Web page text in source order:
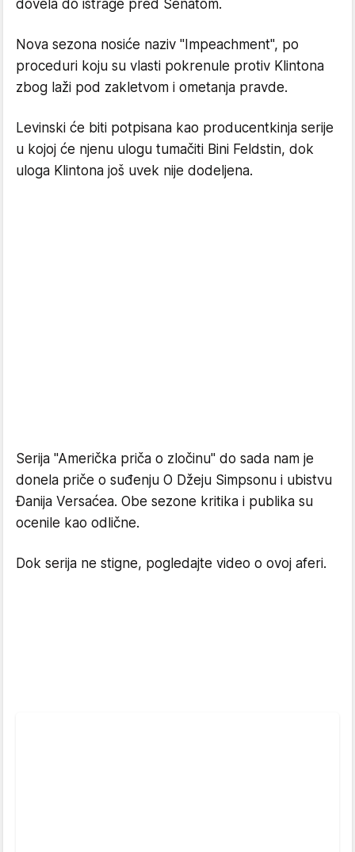
dovela do istrage pred Senatom.
Nova sezona nosiće naziv "Impeachment", po
proceduri koju su vlasti pokrenule protiv Klintona
zbog laži pod zakletvom i ometanja pravde.
Levinski će biti potpisana kao producentkinja serije
u kojoj će njenu ulogu tumačiti Bini Feldstin, dok
uloga Klintona još uvek nije dodeljena.
Serija "Američka priča o zločinu" do sada nam je
donela priče o suđenju O Džeju Simpsonu i ubistvu
Đanija Versaćea. Obe sezone kritika i publika su
ocenile kao odlične.
Dok serija ne stigne, pogledajte video o ovoj aferi.